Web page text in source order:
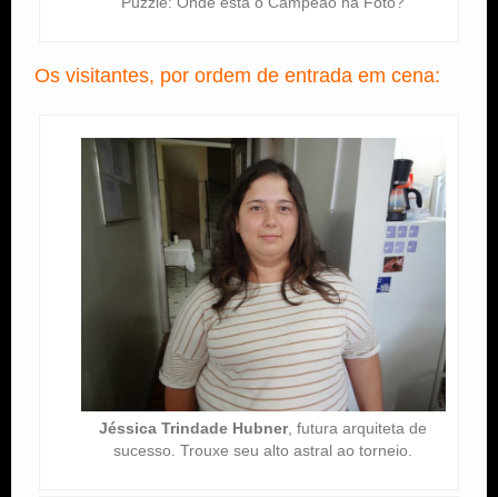
Os visitantes, por ordem de entrada em cena:
Jéssica Trindade Hubner, futura arquiteta de
sucesso. Trouxe seu alto astral ao torneio.